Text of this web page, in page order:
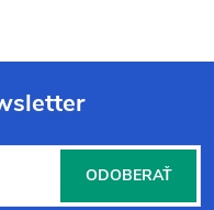
ODOBERAŤ